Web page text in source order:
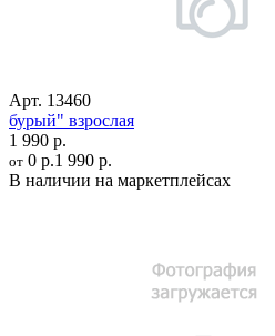
Арт. 13460
бурый" взрослая
1 990 р.
от 0 р.1 990 р.
В наличии на маркетплейсах